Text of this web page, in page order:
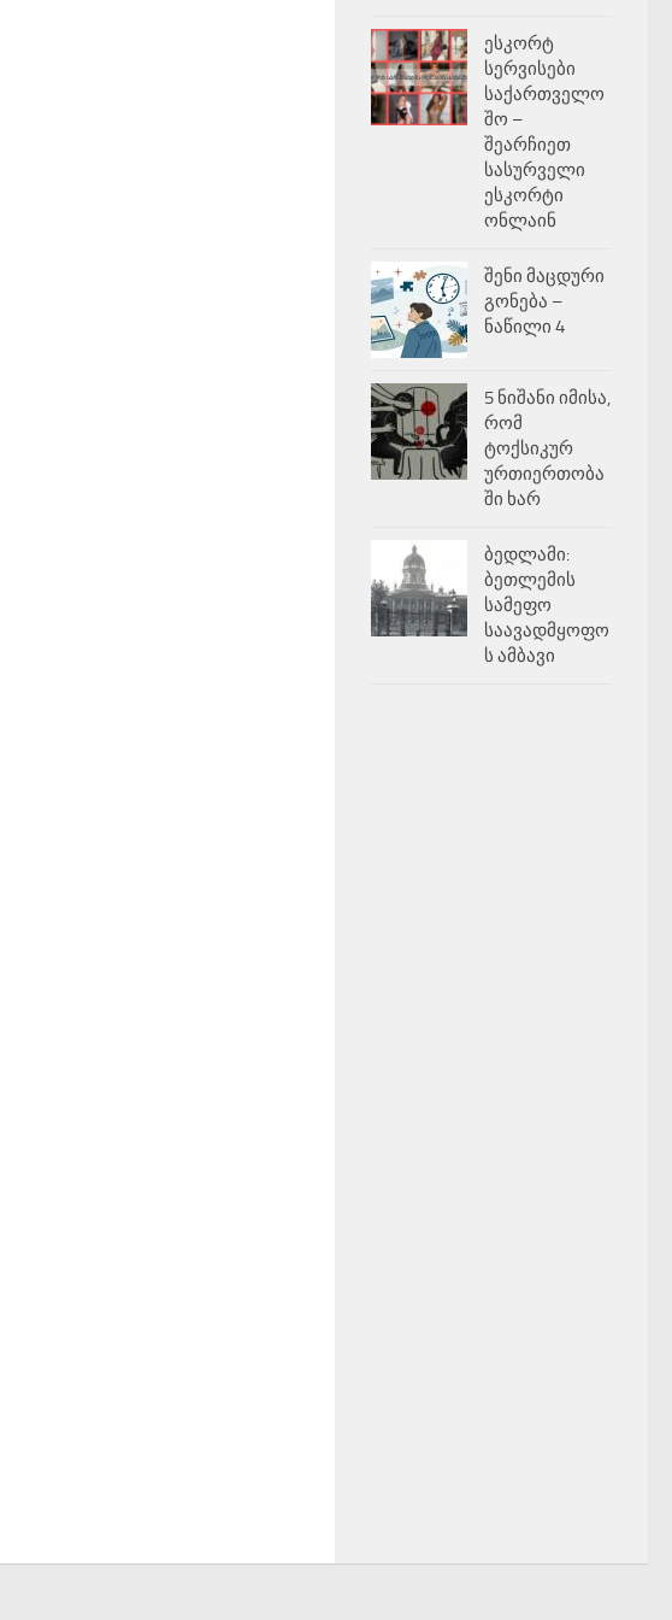
ესკორტ
სერვისები
საქართველო
შო –
შეარჩიეთ
სასურველი
ესკორტი
ონლაინ
შენი მაცდური
გონება –
ნაწილი 4
5 ნიშანი იმისა,
რომ
ტოქსიკურ
ურთიერთობა
ში ხარ
ბედლამი:
ბეთლემის
სამეფო
საავადმყოფო
ს ამბავი